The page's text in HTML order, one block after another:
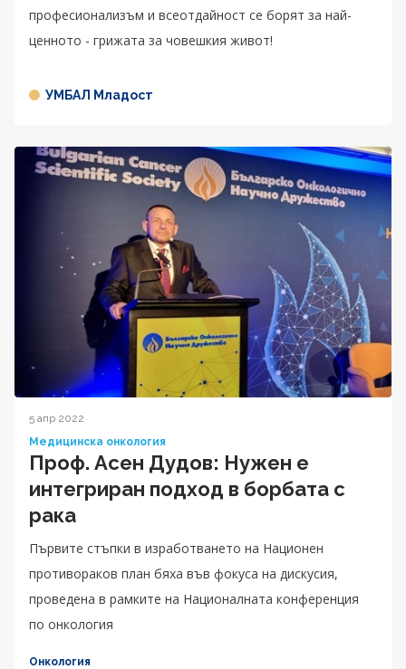
професионализъм и всеотдайност се борят за най-
ценното - грижата за човешкия живот!
УМБАЛ Младост
5 апр 2022
Медицинска онкология
Проф. Асен Дудов: Нужен е
интегриран подход в борбата с
рака
Първите стъпки в изработването на Национен
противораков план бяха във фокуса на дискусия,
проведена в рамките на Националната конференция
по онкология
Онкология